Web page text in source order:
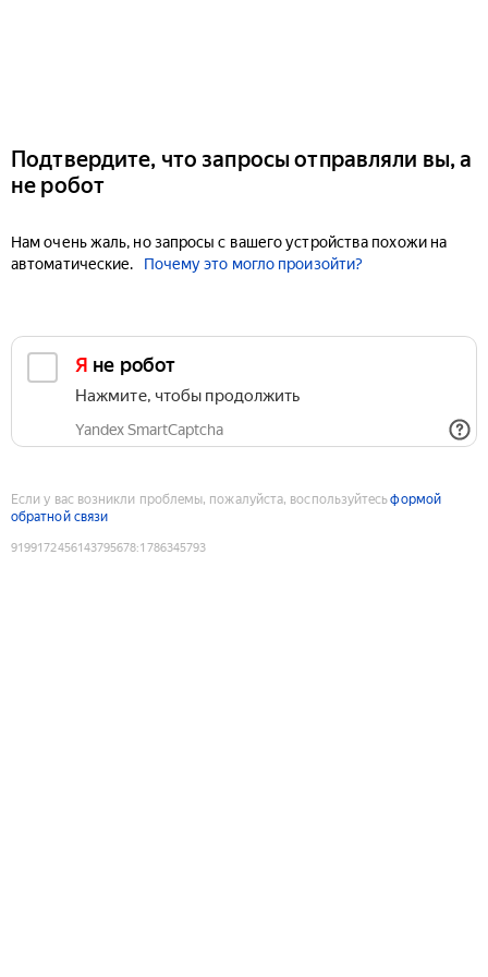
Подтвердите, что запросы отправляли вы, а
не робот
Нам очень жаль, но запросы с вашего устройства похожи на
автоматические.
Почему это могло произойти?
Я не робот
Нажмите, чтобы продолжить
Yandex SmartCaptcha
Если у вас возникли проблемы, пожалуйста, воспользуйтесьформой
обратной связи
9199172456143795678:1786345793